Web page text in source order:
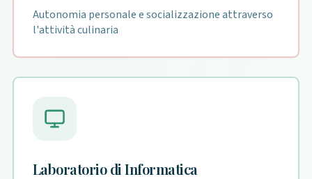
Autonomia personale e socializzazione attraverso
l'attività culinaria
Laboratorio di Informatica